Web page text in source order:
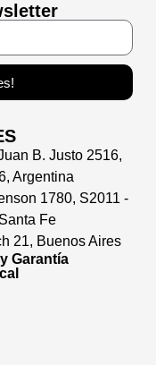
B. Justo 2516,
Argentina
1780, S2011 -
Fe
21, Buenos Aires
Garantía